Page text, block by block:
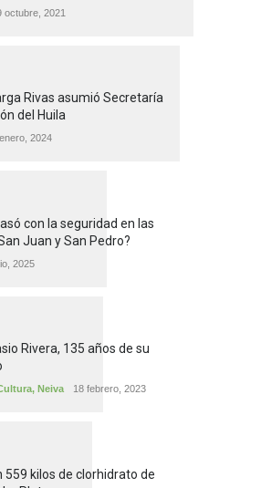
octubre, 2021
Rivas asumió Secretaría
del Huila
2024
con la seguridad en las
Juan y San Pedro?
2025
Rivera, 135 años de su
, Neiva 18 febrero, 2023
559 kilos de clorhidrato de